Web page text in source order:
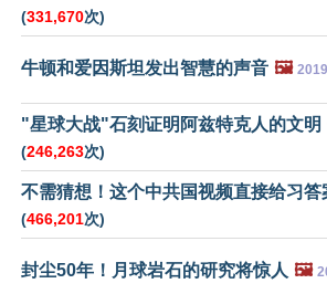
(331,670次)
牛顿和爱因斯坦发出智慧的声音 🖼️
"星球大战"石刻证明阿兹特克人的文明
(246,263次)
不需猜想！这个中共国视频直接给习答
(466,201次)
封尘50年！月球岩石的研究将惊人 🖼️